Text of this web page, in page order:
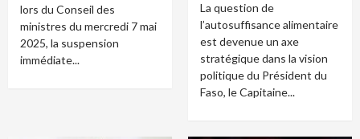
lors du Conseil des
ministres du mercredi 7 mai
2025, la suspension
immédiate...
La question de
l’autosuffisance alimentaire
est devenue un axe
stratégique dans la vision
politique du Président du
Faso, le Capitaine...